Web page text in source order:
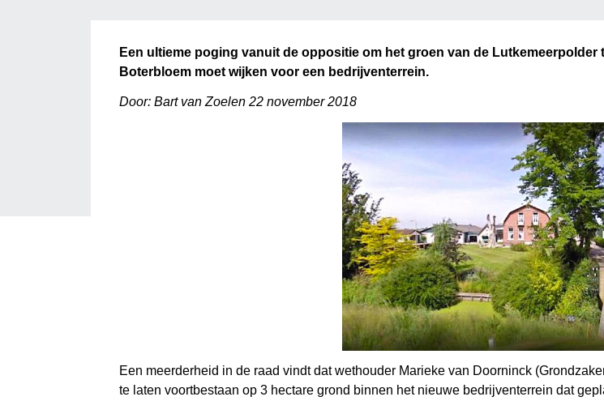
Een ultieme poging vanuit de oppositie om het groen van de
Boterbloem moet wijken voor een bedrijventerrein.
Door: Bart van Zoelen 22 november 2018
Een meerderheid in de raad vindt dat wethouder Marieke van Doorninck
te laten voortbestaan op 3 hectare grond binnen het nieuwe bedrijventerrein dat